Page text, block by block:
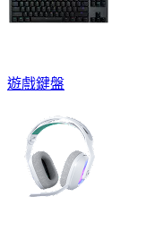
遊戲鍵盤